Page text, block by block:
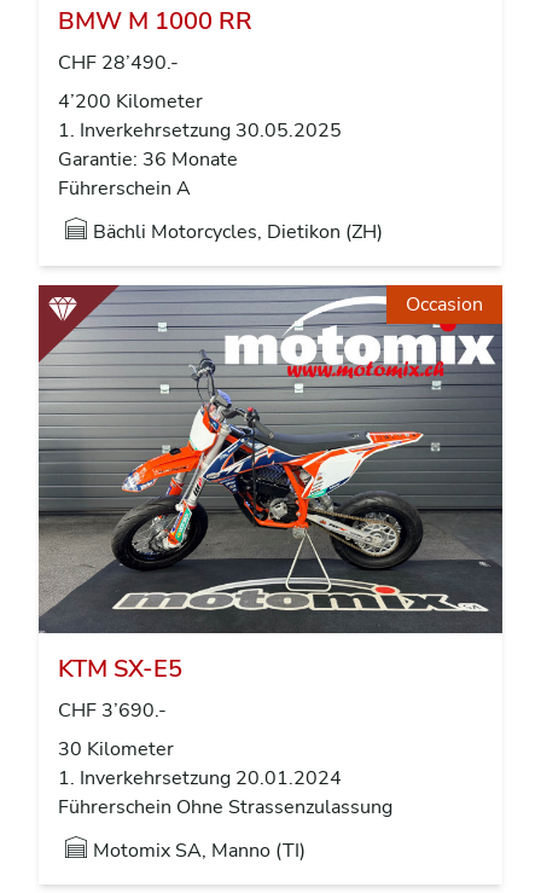
BMW M 1000 RR
CHF 28’490.-
4’200 Kilometer
1. Inverkehrsetzung 30.05.2025
Garantie: 36 Monate
Führerschein A
Bächli Motorcycles, Dietikon (ZH)
Occasion
KTM SX-E5
CHF 3’690.-
30 Kilometer
1. Inverkehrsetzung 20.01.2024
Führerschein Ohne Strassenzulassung
Motomix SA, Manno (TI)